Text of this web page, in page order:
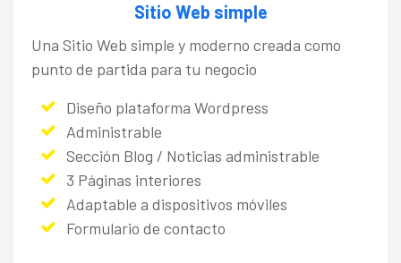
Sitio Web simple
Una Sitio Web simple y moderno creada como
punto de partida para tu negocio
Diseño plataforma Wordpress
Administrable
Sección Blog / Noticias administrable
3 Páginas interiores
Adaptable a dispositivos móviles
Formulario de contacto